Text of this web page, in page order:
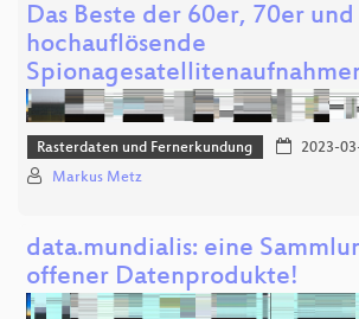
Das Beste der 60er, 70er
hochauflösende
Rasterdaten und Fernerkundung 2023-
Markus Metz
data.mundialis: eine
offener Datenprodukte!